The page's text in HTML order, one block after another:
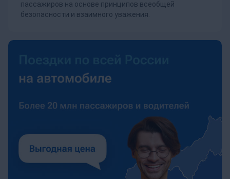
пассажиров на основе принципов всеобщей
безопасности и взаимного уважения.